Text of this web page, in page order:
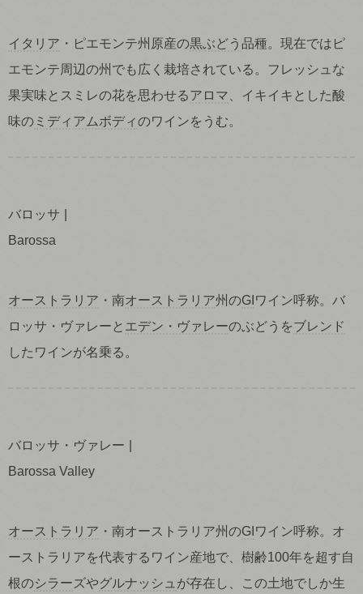
イタリア ・ピエモンテ州原産の黒ぶどう 品種。現在ではピ
エモンテ周辺の州でも広く栽培されている。フレッシュな
果実味とスミレの花を思わせるアロマ 、イキイキとした酸
味の ミディアムボディのワインをうむ。
バロッサ
Barossa
オーストラリア ・南オーストラリア州のGI ワイン呼称。バ
ロッサ・ヴァレーと エデン・ヴァレーのぶどうをブレンド
したワインが名乗る。
バロッサ・ヴァレー
Barossa Valley
オーストラリア ・南オーストラリア州のGI ワイン呼称。オ
ーストラリアを代表するワイン産地で、樹齢100年を超す自
根のシラーズやグルナッシュ が存在し、この土地でしか生